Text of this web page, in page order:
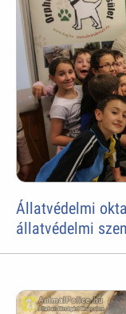
Állatvédelmi
állatvédelmi